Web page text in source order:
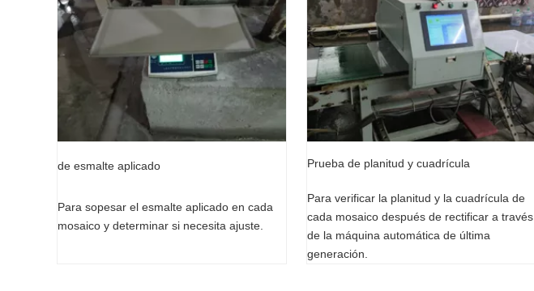
de esmalte aplicado
Para sopesar el esmalte aplicado en cada
mosaico y determinar si necesita ajuste.
Prueba de planitud y cuadrícula
Para verificar la planitud y la cuadrícula de
cada mosaico después de rectificar a través
de la máquina automática de última
generación.